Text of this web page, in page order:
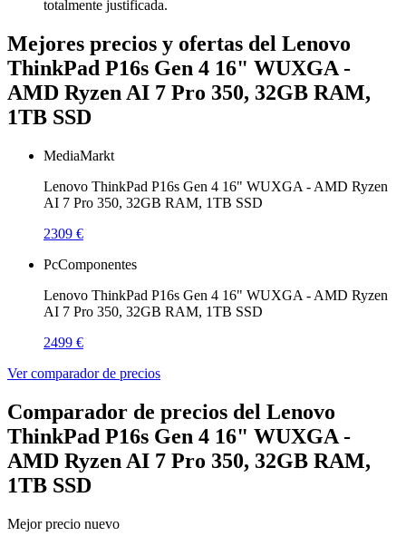
totalmente justificada.
Mejores precios y ofertas del Lenovo
ThinkPad P16s Gen 4 16" WUXGA -
AMD Ryzen AI 7 Pro 350, 32GB RAM,
1TB SSD
MediaMarkt
Lenovo ThinkPad P16s Gen 4 16" WUXGA - AMD Ryzen
AI 7 Pro 350, 32GB RAM, 1TB SSD
2309 €
PcComponentes
Lenovo ThinkPad P16s Gen 4 16" WUXGA - AMD Ryzen
AI 7 Pro 350, 32GB RAM, 1TB SSD
2499 €
Ver comparador de precios
Comparador de precios del Lenovo
ThinkPad P16s Gen 4 16" WUXGA -
AMD Ryzen AI 7 Pro 350, 32GB RAM,
1TB SSD
Mejor precio nuevo